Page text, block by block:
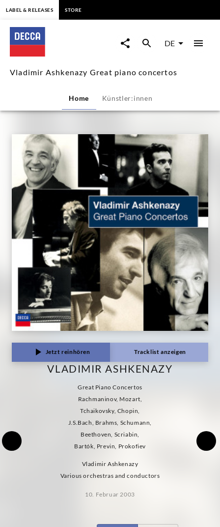
Vladimir
Ashkenazy
Great
concertos
Decca
Classics
LABEL & RELEASES STORE
DE
Vladimir Ashkenazy Great piano concertos
Home Künstler:innen
Jetzt reinhören Tracklist anzeigen
VLADIMIR ASHKENAZY
Great Piano Concertos
Rachmaninov, Mozart,
Tchaikovsky, Chopin,
J.S.Bach, Brahms, Schumann,
Beethoven, Scriabin,
Bartók, Previn, Prokofiev
Vladimir Ashkenazy
Various orchestras and conductors
10. Februar 2003